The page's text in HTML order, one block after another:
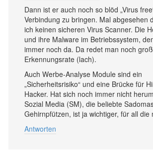
Dann ist er auch noch so blöd „Virus
Verbindung zu bringen. Mal abgesehen
ich keinen sicheren Virus Scanner. Die
und ihre Malware im Betriebssystem,
immer noch da. Da redet man noch
Erkennungsrate (lach).
Auch Werbe-Analyse Module sind ein
„Sicherheitsrisiko“ und eine Brücke für
Hacker. Hat sich noch immer nicht
Sozial Media (SM), die beliebte
Gehirnpfützen, ist ja wichtiger, für all die
Antworten